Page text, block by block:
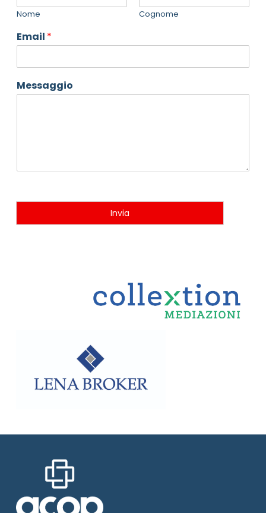
Nome Cognome
Email *
Messaggio
Invia